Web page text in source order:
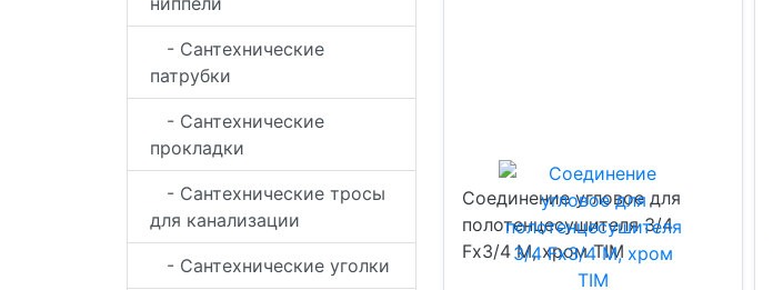
- Сантехнические
патрубки
- Сантехнические
прокладки
- Сантехнические тросы
для канализации
- Сантехнические уголки
Соединение угловое для
полотенцесушителя 3/4
Fx3/4 M, хром TIM